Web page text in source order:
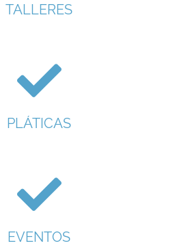
TALLERES
PLÁTICAS
EVENTOS